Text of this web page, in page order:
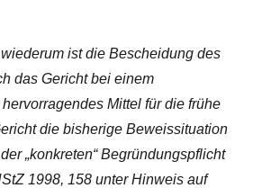
ist die Bescheidung des
das Gericht bei einem
Mittel für die frühe
die bisherige Beweissituation
„konkreten“ Begründungspflicht
1998, 158 unter Hinweis auf